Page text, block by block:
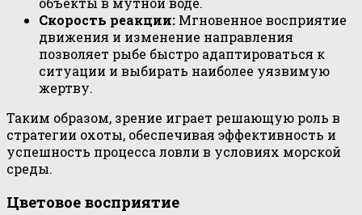
Скорость реакции: Мгновенное восприятие
движения и изменение направления
позволяет рыбе быстро адаптироваться к
ситуации и выбирать наиболее уязвимую
жертву.
Таким образом, зрение играет решающую роль в
стратегии охоты, обеспечивая эффективность и
успешность процесса ловли в условиях морской
среды.
Цветовое восприятие